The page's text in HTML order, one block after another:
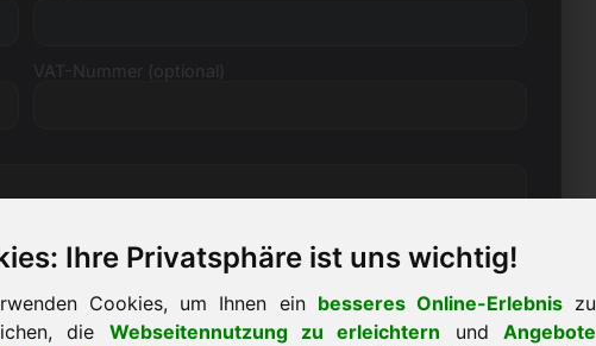
Ihre Privatsphäre ist uns wichtig!
Cookies, um Ihnen ein besseres Online-Erlebniszu
die Webseitennutzung zu erleichtern undAngebote
VAT-Nummer (optional)